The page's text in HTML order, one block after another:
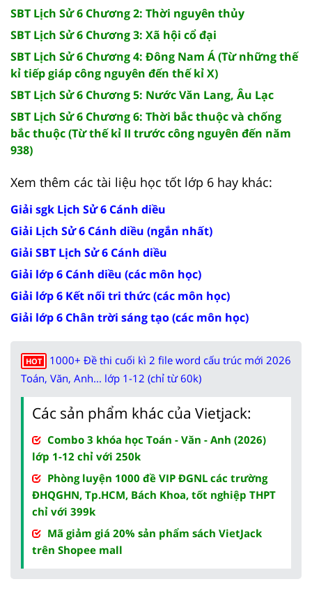
SBT Lịch Sử 6 Chương 2: Thời nguyên thủy
SBT Lịch Sử 6 Chương 3: Xã hội cổ đại
SBT Lịch Sử 6 Chương 4: Đông Nam Á (Từ những thế
kỉ tiếp giáp công nguyên đến thế kỉ X)
SBT Lịch Sử 6 Chương 5: Nước Văn Lang, Âu Lạc
SBT Lịch Sử 6 Chương 6: Thời bắc thuộc và chống
bắc thuộc (Từ thế kỉ II trước công nguyên đến năm
938)
Xem thêm các tài liệu học tốt lớp 6 hay khác:
Giải sgk Lịch Sử 6 Cánh diều
Giải Lịch Sử 6 Cánh diều (ngắn nhất)
Giải SBT Lịch Sử 6 Cánh diều
Giải lớp 6 Cánh diều (các môn học)
Giải lớp 6 Kết nối tri thức (các môn học)
Giải lớp 6 Chân trời sáng tạo (các môn học)
HOT
1000+ Đề thi cuối kì 2 file word cấu trúc mới 2026
Toán, Văn, Anh... lớp 1-12 (chỉ từ 60k)
Các sản phẩm khác của Vietjack:
Combo 3 khóa học Toán - Văn - Anh (2026)
lớp 1-12 chỉ với 250k
Phòng luyện 1000 đề VIP ĐGNL các trường
ĐHQGHN, Tp.HCM, Bách Khoa, tốt nghiệp THPT
chỉ với 399k
Mã giảm giá 20% sản phẩm sách VietJack
trên Shopee mall